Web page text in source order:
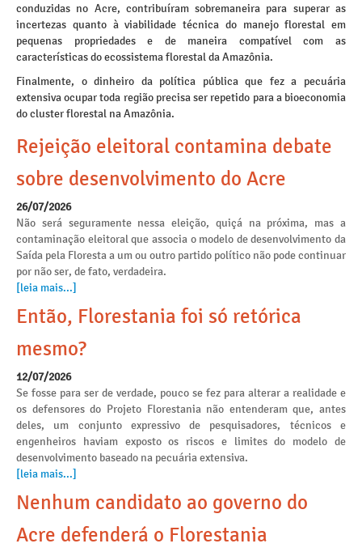
conduzidas no Acre, contribuíram sobremaneira para superar as
incertezas quanto à viabilidade técnica do manejo florestal em
pequenas propriedades e de maneira compatível com as
características do ecossistema florestal da Amazônia.
Finalmente, o dinheiro da política pública que fez a pecuária
extensiva ocupar toda região precisa ser repetido para a bioeconomia
do cluster florestal na Amazônia.
Rejeição eleitoral contamina debate
sobre desenvolvimento do Acre
26/07/2026
Não será seguramente nessa eleição, quiçá na próxima, mas a
contaminação eleitoral que associa o modelo de desenvolvimento da
Saída pela Floresta a um ou outro partido político não pode continuar
por não ser, de fato, verdadeira.
[leia mais...]
Então, Florestania foi só retórica
mesmo?
12/07/2026
Se fosse para ser de verdade, pouco se fez para alterar a realidade e
os defensores do Projeto Florestania não entenderam que, antes
deles, um conjunto expressivo de pesquisadores, técnicos e
engenheiros haviam exposto os riscos e limites do modelo de
desenvolvimento baseado na pecuária extensiva.
[leia mais...]
Nenhum candidato ao governo do
Acre defenderá o Florestania